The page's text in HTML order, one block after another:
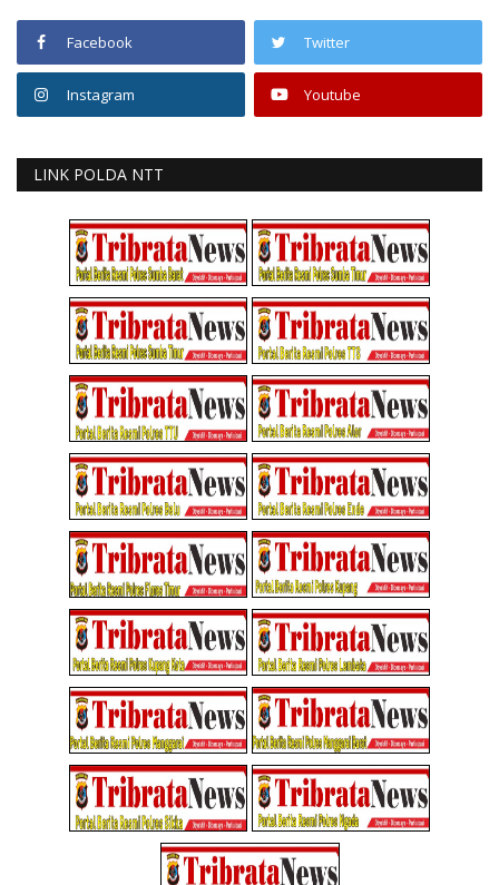
Facebook Twitter
Instagram Youtube
LINK POLDA NTT